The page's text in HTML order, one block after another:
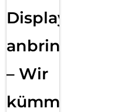
Displayfolie
anbringen
– Wir
kümmern